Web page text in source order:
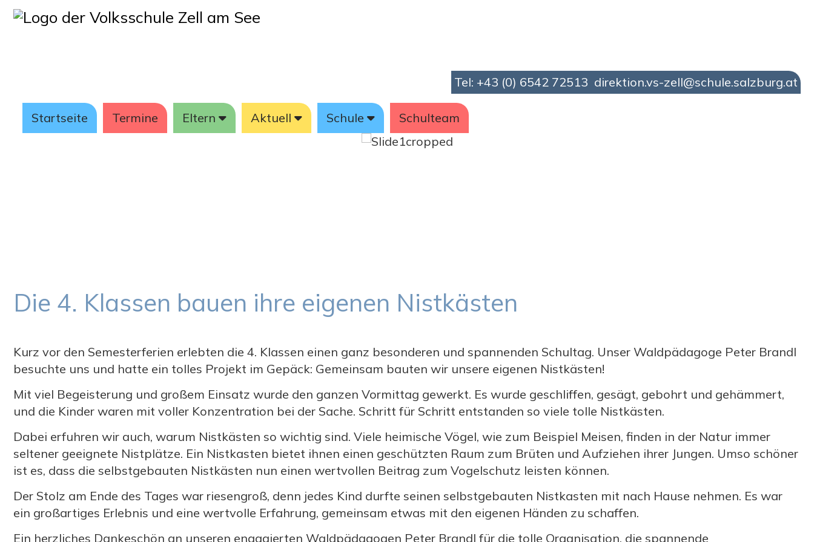
Tel: +43 (0) 6542 72513 direktion.vs-zell@schule.salzburg.at
Startseite Termine Eltern Aktuell Schule Schulteam
Die 4. Klassen bauen ihre eigenen Nistkästen
Kurz vor den Semesterferien erlebten die 4. Klassen einen ganz besonderen und spannenden Schultag. Unser Waldpädagoge Peter Brandl
besuchte uns und hatte ein tolles Projekt im Gepäck: Gemeinsam bauten wir unsere eigenen Nistkästen!
Mit viel Begeisterung und großem Einsatz wurde den ganzen Vormittag gewerkt. Es wurde geschliffen, gesägt, gebohrt und gehämmert,
und die Kinder waren mit voller Konzentration bei der Sache. Schritt für Schritt entstanden so viele tolle Nistkästen.
Dabei erfuhren wir auch, warum Nistkästen so wichtig sind. Viele heimische Vögel, wie zum Beispiel Meisen, finden in der Natur immer
seltener geeignete Nistplätze. Ein Nistkasten bietet ihnen einen geschützten Raum zum Brüten und Aufziehen ihrer Jungen. Umso schöner
ist es, dass die selbstgebauten Nistkästen nun einen wertvollen Beitrag zum Vogelschutz leisten können.
Der Stolz am Ende des Tages war riesengroß, denn jedes Kind durfte seinen selbstgebauten Nistkasten mit nach Hause nehmen. Es war
ein großartiges Erlebnis und eine wertvolle Erfahrung, gemeinsam etwas mit den eigenen Händen zu schaffen.
Ein herzliches Dankeschön an unseren engagierten Waldpädagogen Peter Brandl für die tolle Organisation, die spannende